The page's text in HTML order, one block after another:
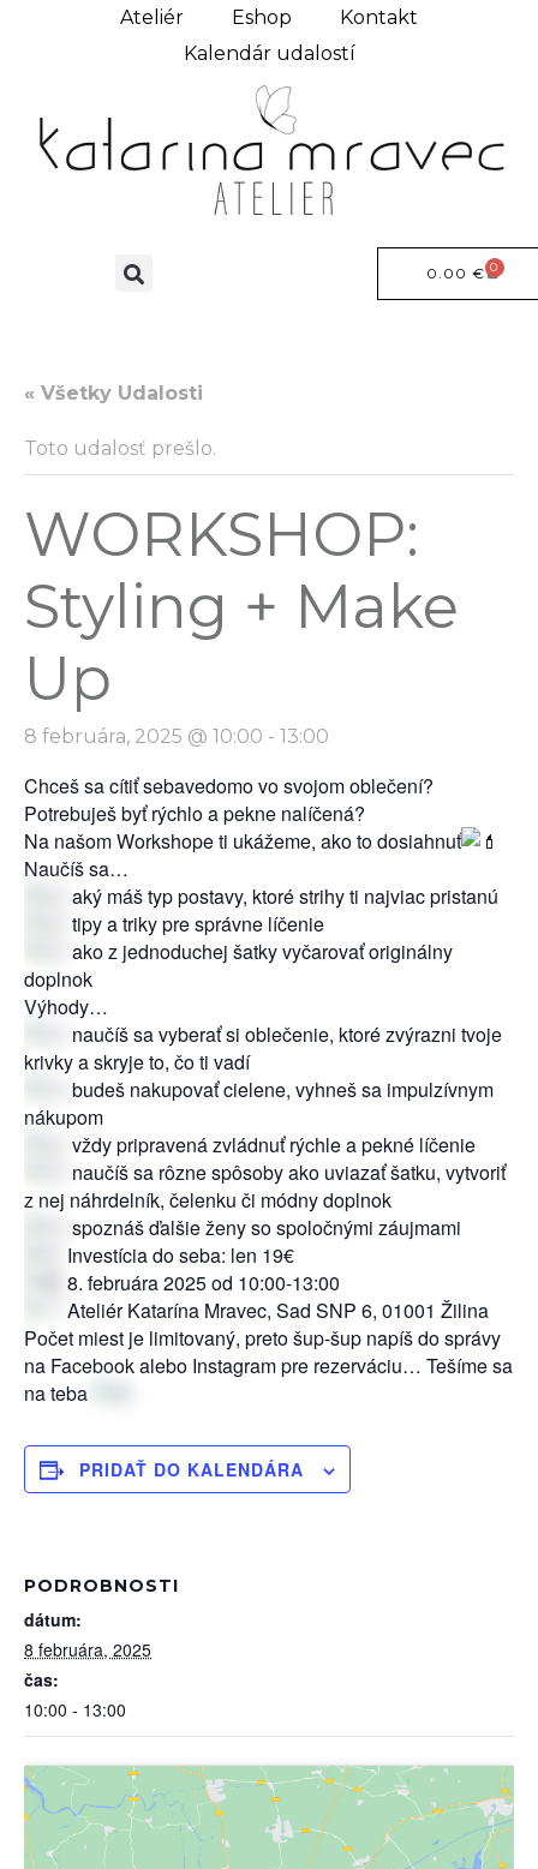
Ateliér Eshop
Kontakt
Kalendár udalostí
0.00 € 0
« Všetky Udalosti
Toto udalosť prešlo.
WORKSHOP:
Styling + Make
Up
8 februára, 2025 @ 10:00 - 13:00
Chceš sa cítiť sebavedomo vo svojom oblečení?
Potrebuješ byť rýchlo a pekne nalíčená?
Na našom Workshope ti ukážeme, ako to dosiahnuť
Naučíš sa…
aký máš typ postavy, ktoré strihy ti najviac pristanú
tipy a triky pre správne líčenie
ako z jednoduchej šatky vyčarovať originálny
doplnok
Výhody…
naučíš sa vyberať si oblečenie, ktoré zvýrazni tvoje
krivky a skryje to, čo ti vadí
budeš nakupovať cielene, vyhneš sa impulzívnym
nákupom
vždy pripravená zvládnuť rýchle a pekné líčenie
naučíš sa rôzne spôsoby ako uviazať šatku, vytvoriť
z nej náhrdelník, čelenku či módny doplnok
spoznáš ďalšie ženy so spoločnými záujmami
Investícia do seba: len 19€
8. februára 2025 od 10:00-13:00
Ateliér Katarína Mravec, Sad SNP 6, 01001 Žilina
Počet miest je limitovaný, preto šup-šup napíš do správy
na Facebook alebo Instagram pre rezerváciu… Tešíme sa
na teba
PRIDAŤ DO KALENDÁRA
PODROBNOSTI
dátum:
8 februára, 2025
čas:
10:00 - 13:00